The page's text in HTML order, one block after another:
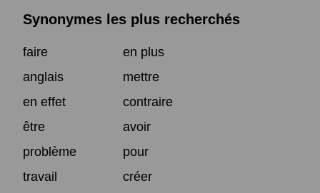
Synonymes les plus recherchés
faire
en plus
anglais
mettre
en effet
contraire
être
avoir
problème
pour
travail
créer